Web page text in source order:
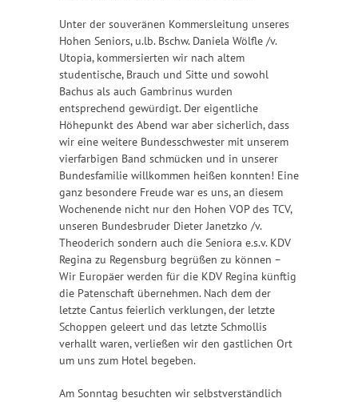
Unter der souveränen Kommersleitung unseres
Hohen Seniors, u.lb. Bschw. Daniela Wölfle /v.
Utopia, kommersierten wir nach altem
studentische, Brauch und Sitte und sowohl
Bachus als auch Gambrinus wurden
entsprechend gewürdigt. Der eigentliche
Höhepunkt des Abend war aber sicherlich, dass
wir eine weitere Bundesschwester mit unserem
vierfarbigen Band schmücken und in unserer
Bundesfamilie willkommen heißen konnten! Eine
ganz besondere Freude war es uns, an diesem
Wochenende nicht nur den Hohen VOP des TCV,
unseren Bundesbruder Dieter Janetzko /v.
Theoderich sondern auch die Seniora e.s.v. KDV
Regina zu Regensburg begrüßen zu können –
Wir Europäer werden für die KDV Regina künftig
die Patenschaft übernehmen. Nach dem der
letzte Cantus feierlich verklungen, der letzte
Schoppen geleert und das letzte Schmollis
verhallt waren, verließen wir den gastlichen Ort
um uns zum Hotel begeben.
Am Sonntag besuchten wir selbstverständlich